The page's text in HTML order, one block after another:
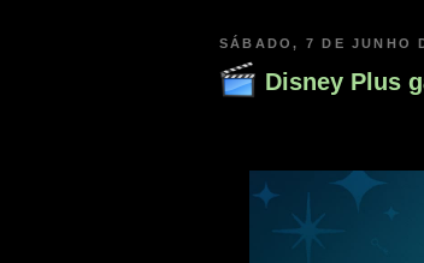
SÁBADO, 7 DE JUNHO
Disney Plus